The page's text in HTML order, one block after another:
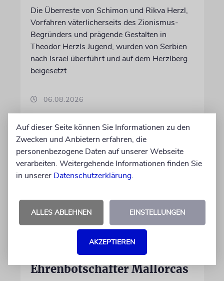
Die Überreste von Schimon und Rikva Herzl,
Vorfahren väterlicherseits des Zionismus-
Begründers und prägende Gestalten in
Theodor Herzls Jugend, wurden von Serbien
nach Israel überführt und auf dem Herzlberg
beigesetzt
06.08.2026
Michael Douglas ist
Ehrenbotschafter Mallorcas
Auf dieser Seite können Sie Informationen zu den
Zwecken und Anbietern erfahren, die
personenbezogene Daten auf unserer Webseite
verarbeiten. Weitergehende Informationen finden Sie
in unserer Datenschutzerklärung.
ALLES ABLEHNEN EINSTELLUNGEN
AKZEPTIEREN